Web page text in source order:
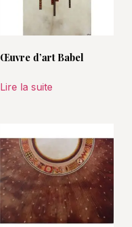
Œuvre d’art Babel
Lire la suite